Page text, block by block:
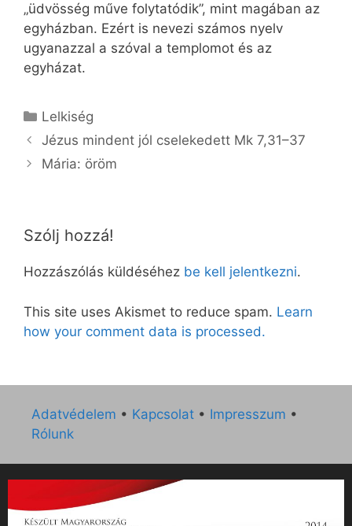
„üdvösség műve folytatódik”, mint magában az
egyházban. Ezért is nevezi számos nyelv
ugyanazzal a szóval a templomot és az
egyházat.
Kategória
Lelkiség
Jézus mindent jól cselekedett Mk 7,31–37
Mária: öröm
Szólj hozzá!
Hozzászólás küldéséhez be kell jelentkezni.
This site uses Akismet to reduce spam. Learn
how your comment data is processed.
Adatvédelem • Kapcsolat • Impresszum •
Rólunk